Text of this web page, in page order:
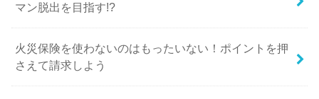
マン脱出を目指す!?
火災保険を使わないのはもったいない！ポイントを押
さえて請求しよう